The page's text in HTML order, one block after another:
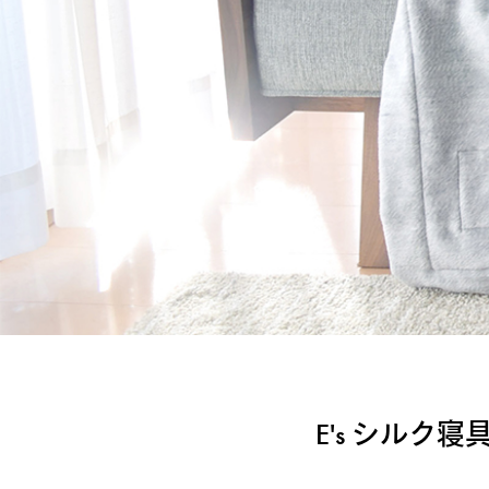
E's シルク寝